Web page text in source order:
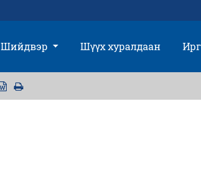
Шийдвэр Шүүх хуралдаан